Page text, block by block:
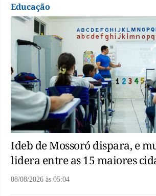
Educação
Ideb de Mossoró dispara, e
lidera entre as 15 maiores
08/08/2026 às 05:04